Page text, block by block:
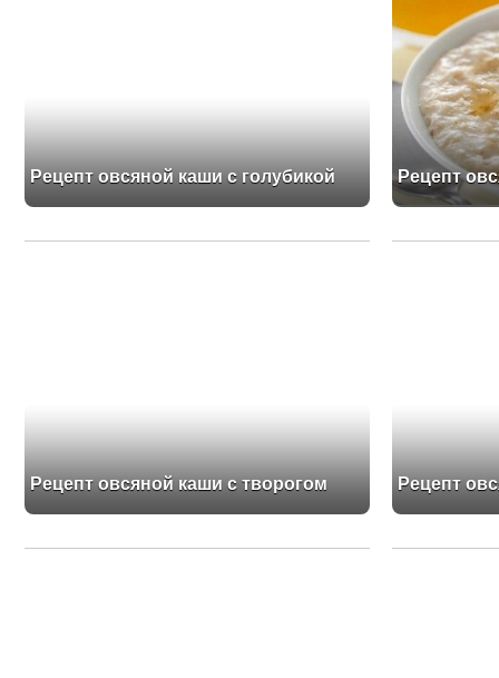
Рецепт овсяной каши с голубикой Рецепт
Рецепт овсяной каши с творогом Рецепт